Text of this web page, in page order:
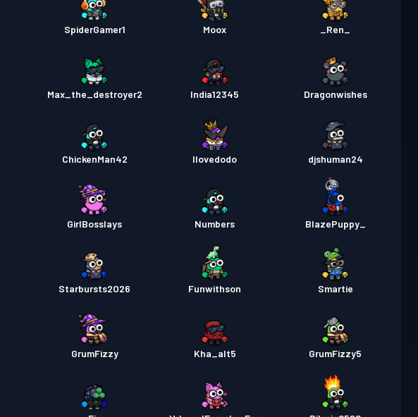
Premium πάσο μάχης Season 5
30
Πάσο μάχης
Επίπεδο
18
10
Πάσο μάχης
Επίπεδο
SpiderGamer1 Moox _Ren_
Max_the_destroyer2 India12345 Dragonwishes
ChickenMan42 Ilovedodo djshuman24
GirlBosslays Numbers BlazePuppy_
Starbursts2O26 Funwithson Smartie
GrumFizzy Kha_alt5 GrumFizzy5